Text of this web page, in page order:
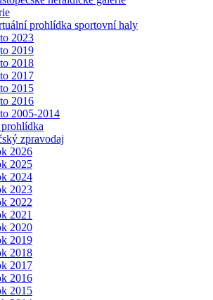
prohlídka sportovní haly
2023
2019
2018
2017
2015
2016
2005-2014
zpravodaj
2026
2025
2024
2023
2022
2021
2020
2019
2018
2017
2016
2015